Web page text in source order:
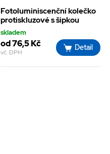
Fotoluminiscenční kolečko
protiskluzové s šipkou
skladem
od 76,5 Kč
vč. DPH
Detail